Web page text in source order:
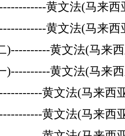
黄文法(马来
黄文法(马来
)----------黄文法(马来
)----------黄文法(马来
黄文法(马来西
黄文法(马来西